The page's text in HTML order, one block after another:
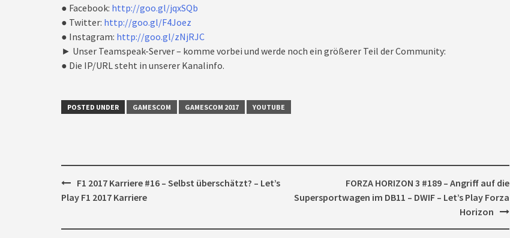
● Facebook: http://goo.gl/jqxSQb
● Twitter: http://goo.gl/F4Joez
● Instagram: http://goo.gl/zNjRJC
► Unser Teamspeak-Server – komme vorbei und werde noch ein größerer Teil der Community:
● Die IP/URL steht in unserer Kanalinfo.
POSTED UNDER GAMESCOM GAMESCOM 2017 YOUTUBE
Post
navigation
F1 2017 Karriere #16 – Selbst überschätzt? – Let’s
Play F1 2017 Karriere
FORZA HORIZON 3 #189 – Angriff auf die
Supersportwagen im DB11 – DWIF – Let’s Play Forza
Horizon